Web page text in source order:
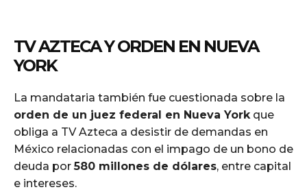
TV AZTECA Y ORDEN EN NUEVA
YORK
La mandataria también fue cuestionada sobre la
orden de un juez federal en Nueva Yorkque
obliga a TV Azteca a desistir de demandas en
México relacionadas con el impago de un bono de
deuda por580 millones de dólares, entre capital
e intereses.